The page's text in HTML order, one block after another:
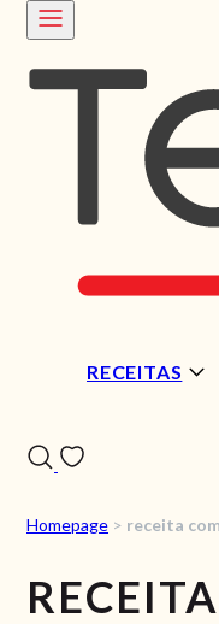
RECEITAS
Homepage > receita